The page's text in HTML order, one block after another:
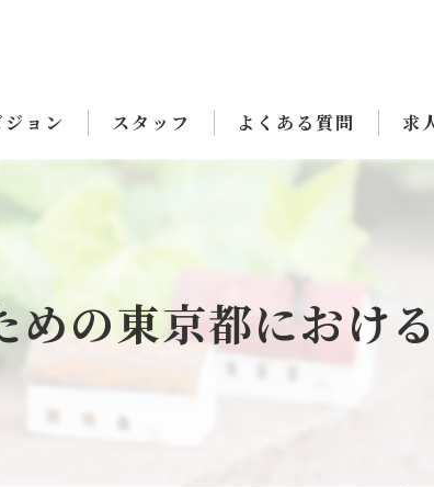
ジョン スタッフ よくある質問 求
めの東京都におけ